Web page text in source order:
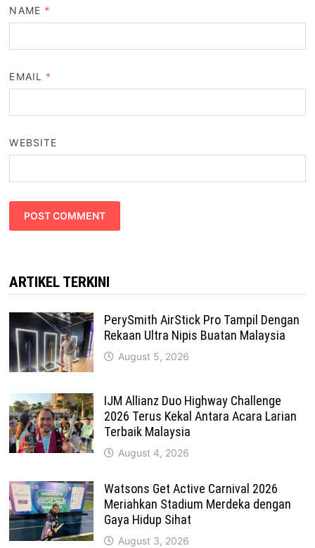
NAME *
EMAIL *
WEBSITE
ARTIKEL TERKINI
PerySmith AirStick Pro Tampil Dengan
Rekaan Ultra Nipis Buatan Malaysia
August 5, 2026
IJM Allianz Duo Highway Challenge
2026 Terus Kekal Antara Acara Larian
Terbaik Malaysia
August 4, 2026
Watsons Get Active Carnival 2026
Meriahkan Stadium Merdeka dengan
Gaya Hidup Sihat
August 3, 2026